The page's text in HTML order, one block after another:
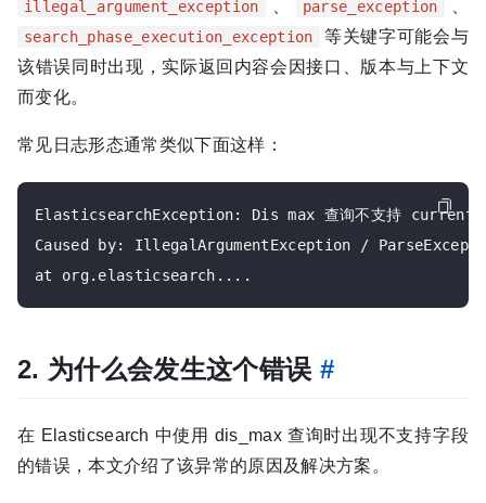
illegal_argument_exception 、 parse_exception 、
search_phase_execution_exception
等关键字可能会与
该错误同时出现，实际返回内容会因接口、版本与上下文
而变化。
常见日志形态通常类似下面这样：
ElasticsearchException: Dis max 查询不支持
Caused by: IllegalArgumentException /
2. 为什么会发生这个错误 #
在 Elasticsearch 中使用 dis_max 查询时出现不支持字段
的错误，本文介绍了该异常的原因及解决方案。